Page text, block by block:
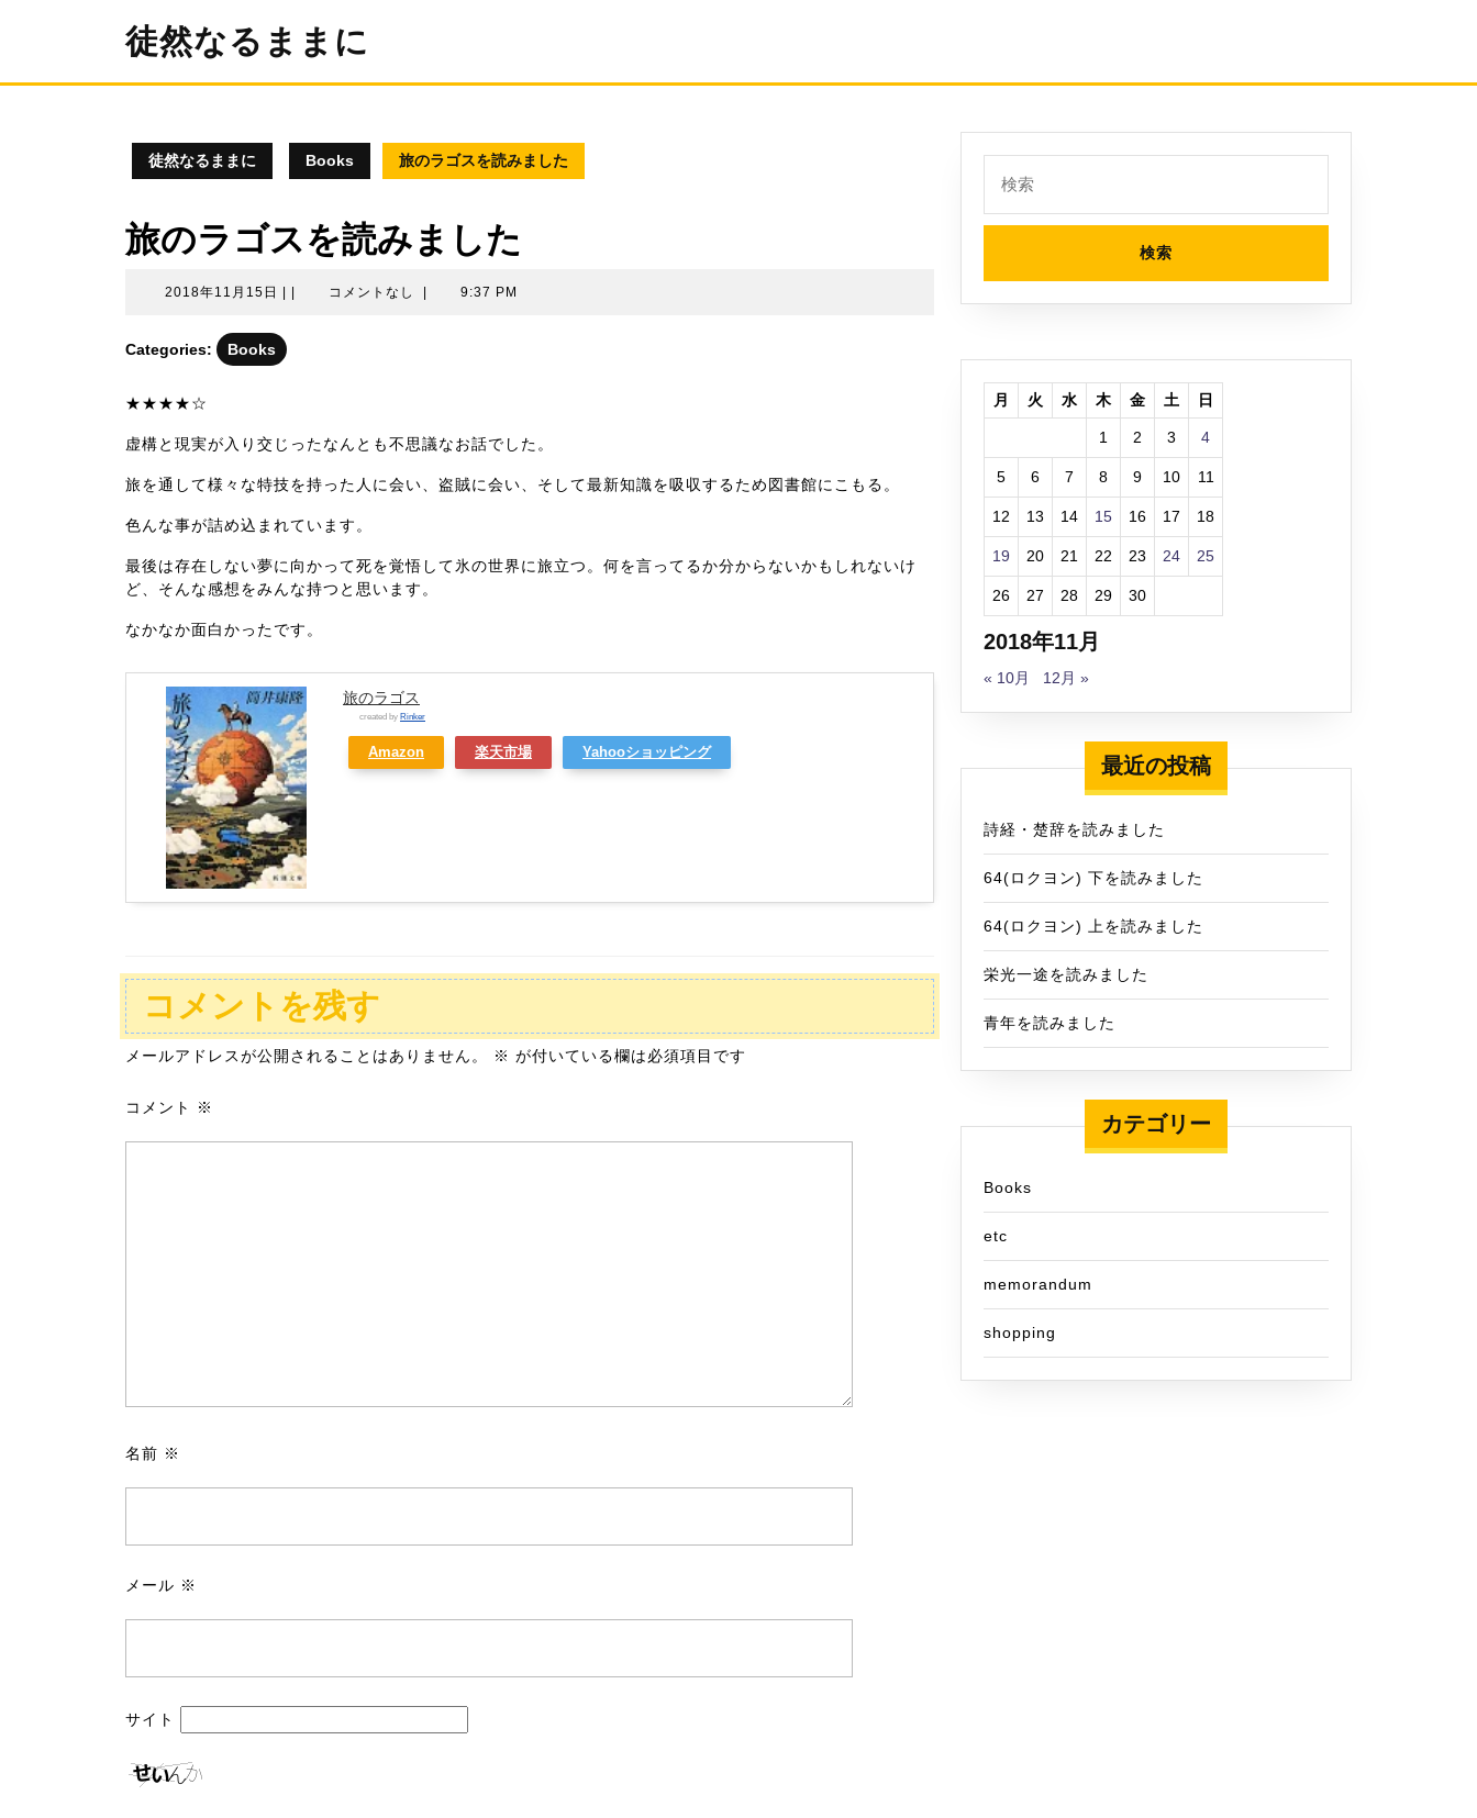
ン
徒然なるままに
徒然なるままに Books 旅のラゴスを読みました
旅のラゴスを読みました
2018年11月15日
2018
11
月
コメントなし 9:37 PM
Categories: Books
★★★★☆
虚構と現実が入り交じったなんとも不思議なお話でした。
旅を通して様々な特技を持った人に会い、盗賊に会い、そして最新知識を吸収するため図書館にこもる。
色んな事が詰め込まれています。
最後は存在しない夢に向かって死を覚悟して氷の世界に旅立つ。何を言ってるか分からないかもしれないけ
ど、そんな感想をみんな持つと思います。
なかなか面白かったです。
旅のラゴス
created by Rinker
Amazon 楽天市場 Yahooショッピング
コメントを残す
メールアドレスが公開されることはありません。 ※ が付いている欄は必須項目です
コメント ※
名前 ※
メール ※
サイト
索:
2018年11月
月 火 水 木 金 土 日
1 2 3 4
5 6 7 8 9 10 11
12 13 14 15 16 17 18
19 20 21 22 23 24 25
26 27 28 29 30
« 10月 12月 »
最近の投稿
詩経・楚辞を読みました
64(ロクヨン) 下を読みました
64(ロクヨン) 上を読みました
栄光一途を読みました
青年を読みました
カテゴリー
Books
etc
memorandum
shopping